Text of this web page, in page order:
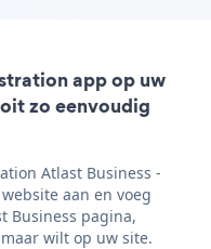
app op uw
zo eenvoudig
Atlast Business -
aan en voeg
Business pagina,
wilt op uw site.